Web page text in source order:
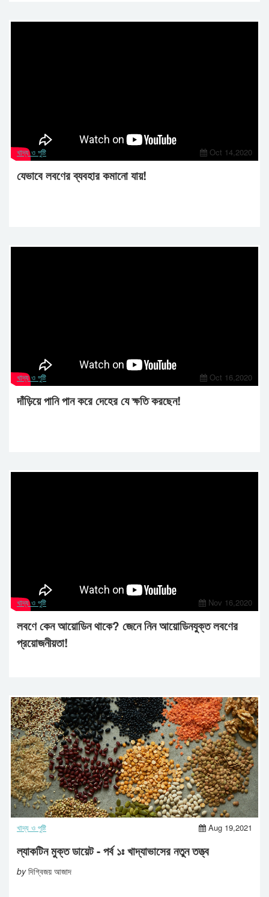
খাদ্য ও পুষ্টি Oct 14,2020
যেভাবে লবণের ব্যবহার কমানো যায়!
খাদ্য ও পুষ্টি Oct 16,2020
দাঁড়িয়ে পানি পান করে দেহের যে ক্ষতি করছেন!
খাদ্য ও পুষ্টি Nov 16,2020
লবণে কেন আয়োডিন থাকে? জেনে নিন আয়োডিনযুক্ত লবণের
প্রয়োজনীয়তা!
খাদ্য ও পুষ্টি Aug 19,2021
ল্যাকটিন মুক্ত ডায়েট - পর্ব ১ঃ খাদ্যাভাসের নতুন তত্ত্ব
byদিগ্বিজয় আজাদ